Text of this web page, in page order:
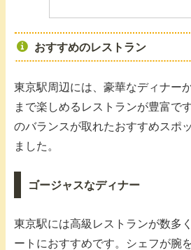
おすすめのレストラン
東京駅周辺には、豪華なディナー
まで楽しめるレストランが豊富で
のバランスが取れたおすすめスポ
ました。
ゴージャスなディナー
東京駅には高級レストランが数多
ートにおすすめです。シェフが腕